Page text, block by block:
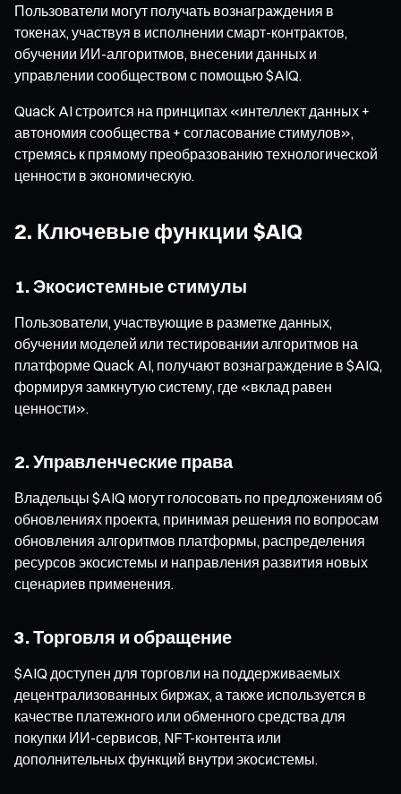
Пользователи могут получать вознаграждения в
токенах, участвуя в исполнении смарт-контрактов,
обучении ИИ-алгоритмов, внесении данных и
управлении сообществом с помощью $AIQ.
Quack AI строится на принципах «интеллект данных +
автономия сообщества + согласование стимулов»,
стремясь к прямому преобразованию технологической
ценности в экономическую.
2. Ключевые функции $AIQ
1. Экосистемные стимулы
Пользователи, участвующие в разметке данных,
обучении моделей или тестировании алгоритмов на
платформе Quack AI, получают вознаграждение в $AIQ,
формируя замкнутую систему, где «вклад равен
ценности».
2. Управленческие права
Владельцы $AIQ могут голосовать по предложениям об
обновлениях проекта, принимая решения по вопросам
обновления алгоритмов платформы, распределения
ресурсов экосистемы и направления развития новых
сценариев применения.
3. Торговля и обращение
$AIQ доступен для торговли на поддерживаемых
децентрализованных биржах, а также используется в
качестве платежного или обменного средства для
покупки ИИ-сервисов, NFT-контента или
дополнительных функций внутри экосистемы.